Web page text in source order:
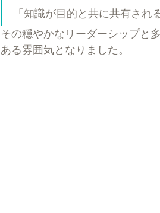
「知識が目的と共に共有され
その穏やかなリーダーシップと
ある雰囲気となりました。